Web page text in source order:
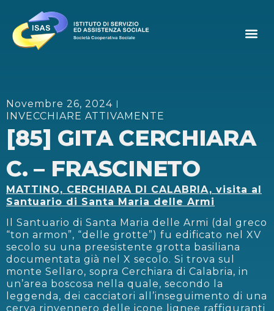
Novembre 26, 2024
INVECCHIARE ATTIVAMENTE
[85] GITA CERCHIARA
C. – FRASCINETO
MATTINO, CERCHIARA DI CALABRIA, visita al
Santuario di Santa Maria delle Armi
Il Santuario di Santa Maria delle Armi (dal greco
“ton armon”, “delle grotte”) fu edificato nel XV
secolo su una preesistente grotta basiliana
documentata già nel X secolo. Si trova sul
monte Sellaro, sopra Cerchiara di Calabria, in
un’area boscosa nella quale, secondo la
leggenda, dei cacciatori all’inseguimento di una
cerva rinvennero delle icone lignee raffiguranti